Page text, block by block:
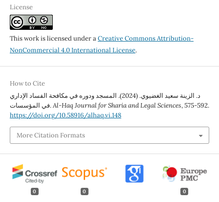
License
This work is licensed under aCreative Commons Attribution-
NonCommercial 4.0 International License.
How to Cite
د. الزينة سعيد الغضيوي. (2024). المسجد ودوره في مكافحة الفساد الإداري
في المؤسسات.Al-Haq Journal for Sharia and Legal Sciences, 575-592.
https://doi.org/10.58916/alhaq.vi.148
More Citation Formats
0 0 0